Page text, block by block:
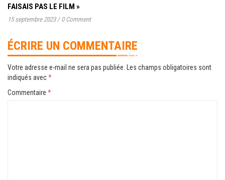
FAISAIS PAS LE FILM »
15 septembre 2023 / 0 Comment
ÉCRIRE UN COMMENTAIRE
Votre adresse e-mail ne sera pas publiée.
Les champs obligatoires sont
indiqués avec*
Commentaire *